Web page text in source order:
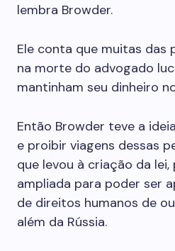
lembra Browder.
Ele conta que muitas das
na morte do advogado
mantinham seu dinheiro
Então Browder teve a
e proibir viagens dessas
que levou à criação da
ampliada para poder ser
de direitos humanos de
além da Rússia.